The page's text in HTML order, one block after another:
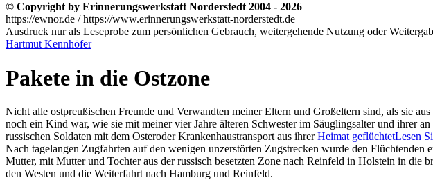
© Copyright by Erinnerungswerkstatt Norderstedt 2004 - 2026
https://ewnor.de / https://www.erinnerungswerkstatt-norderstedt.de
Ausdruck nur als Leseprobe zum persönlichen Gebrauch, weitergehende Nutzung oder
Hartmut Kennhöfer
Pakete in die Ostzone
Nicht alle ostpreußischen Freunde und Verwandten meiner Eltern und Großeltern sind, als sie
noch ein Kind war, wie sie mit meiner vier Jahre älteren Schwester im Säuglingsalter und ihrer
russischen Soldaten mit dem Osteroder Krankenhaustransport aus ihrerHeimat geflüchtetLesen
Nach tagelangen Zugfahrten auf den wenigen unzerstörten Zugstrecken wurde den
Mutter, mit Mutter und Tochter aus der russisch besetzten Zone nach Reinfeld in Holstein in
den Westen und die Weiterfahrt nach Hamburg und Reinfeld.